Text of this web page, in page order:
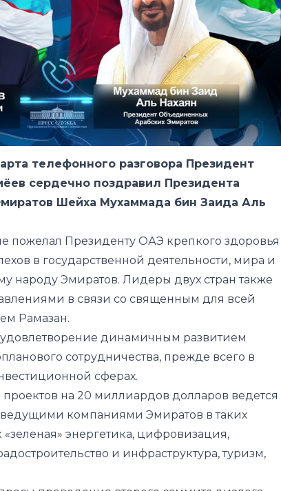
телефонного разговора Президент
сердечно поздравил Президента
Шейха Мухаммада бин Заида Аль
пожелал Президенту ОАЭ крепкого здоровья
в государственной деятельности, мира и
народу Эмиратов. Лидеры двух стран также
в связи со священным для всей
Рамазан.
динамичным развитием
сотрудничества, прежде всего в
сферах.
на 20 миллиардов долларов ведется
компаниями Эмиратов в таких
энергетика, цифровизация,
и инфраструктура, туризм,
проведения второго саммита диалога
арабских государств Залива» в